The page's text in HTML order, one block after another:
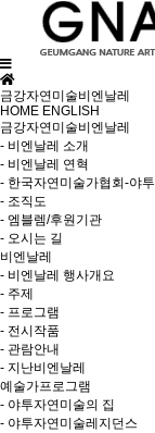
금강자연미술비엔날레
HOME ENGLISH
금강자연미술비엔날레
- 비엔날레 소개
- 비엔날레 연혁
- 한국자연미술가협회-야투
- 조직도
- 엠블렘/후원기관
- 오시는 길
비엔날레
- 비엔날레 행사개요
- 주제
- 프로그램
- 전시작품
- 관람안내
- 지난비엔날레
예술가프로그램
- 야투자연미술의 집
- 야투자연미술레지던스